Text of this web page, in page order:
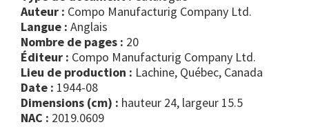
Auteur : Compo Manufacturig Company Ltd.
Langue : Anglais
Nombre de pages : 20
Éditeur : Compo Manufacturig Company Ltd.
Lieu de production : Lachine, Québec, Canada
Date : 1944-08
Dimensions (cm) : hauteur 24, largeur 15.5
NAC : 2019.0609